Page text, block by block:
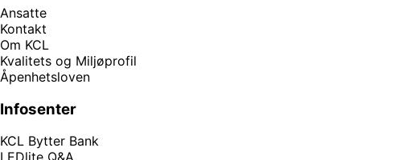
Ansatte
Kontakt
Om KCL
Kvalitets og Miljøprofil
Åpenhetsloven
Infosenter
KCL Bytter Bank